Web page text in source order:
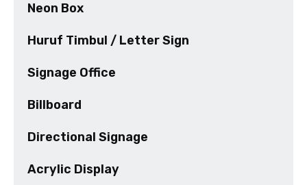
Neon Box
Huruf Timbul / Letter Sign
Signage Office
Billboard
Directional Signage
Acrylic Display